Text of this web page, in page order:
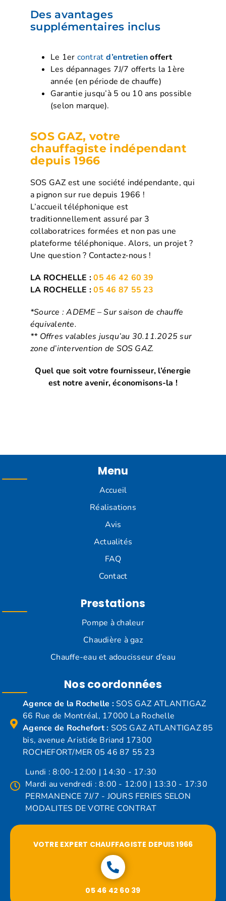
Des avantages
supplémentaires inclus
Le 1er contrat d’entretienoffert
Les dépannages 7J/7 offerts la 1ère
année (en période de chauffe)
Garantie jusqu’à 5 ou 10 ans possible
(selon marque).
SOS GAZ, votre
chauffagiste indépendant
depuis 1966
SOS GAZ est une société indépendante, qui
a pignon sur rue depuis 1966 !
L’accueil téléphonique est
traditionnellement assuré par 3
collaboratrices formées et non pas une
plateforme téléphonique. Alors, un projet ?
Une question ? Contactez-nous !
LA ROCHELLE :05 46 42 60 39
LA ROCHELLE :05 46 87 55 23
*Source : ADEME – Sur saison de chauffe
équivalente.
** Offres valables jusqu’au 30.11.2025 sur
zone d’intervention de SOS GAZ.
Quel que soit votre fournisseur, l’énergie
est notre avenir, économisons-la !
Menu
Accueil
Réalisations
Avis
Actualités
FAQ
Contact
Prestations
Pompe à chaleur
Chaudière à gaz
Chauffe-eau et adoucisseur d’eau
Nos coordonnées
Agence de la Rochelle :SOS GAZ ATLANTIGAZ
66 Rue de Montréal, 17000 La Rochelle
Agence de Rochefort : SOS GAZ ATLANTIGAZ 85
bis, avenue Aristide Briand 17300
ROCHEFORT/MER 05 46 87 55 23
Lundi : 8:00-12:00 | 14:30 - 17:30
Mardi au vendredi : 8:00 - 12:00 | 13:30 - 17:30
PERMANENCE 7J/7 - JOURS FERIES SELON
MODALITES DE VOTRE CONTRAT
VOTRE EXPERT CHAUFFAGISTE DEPUIS 1966
05 46 42 60 39